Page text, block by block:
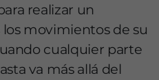
realizar un
movimientos de su
cualquier parte
va más allá del